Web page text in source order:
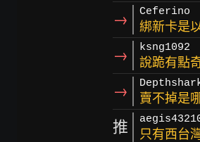
→ Ceferino
綁新卡是
→ ksng1092
說跪有點
→ 賣不掉是
推 只有西台